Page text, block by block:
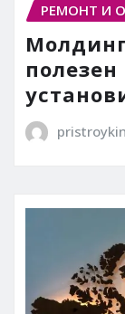
РЕМОНТ И
pristroykin_